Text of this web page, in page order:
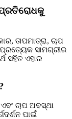
ତାପମାତ୍ରା, ଚାପ
ପ୍ରତ୍ୟେକ ସାମଗ୍ରୀର
ସହିତ ଏହାର
ଚାପ ଅବସ୍ଥା
ପାଇଁ